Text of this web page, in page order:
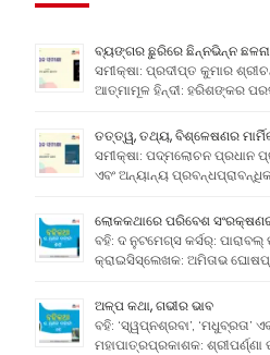
ବ୍ୟଙ୍ଗର ଛୁରିରେ ଛିନ୍ନଭିନ୍ନ
ସମୀକ୍ଷା: ପ୍ରଦୀପ୍ତ କୁମାର
ଆତ୍ମାମୂଳ ହିନ୍ଦୀ: ହରିଶଙ୍କର
ତତ୍ତ୍ୱ, ତଥ୍ୟ, ବିଶ୍ଳେଷଣର
ସମୀକ୍ଷା: ପଦ୍ମଲୋଚନ ପ୍ରଧାନ
ଏବଂ ଅନ୍ୟାନ୍ୟ
ଲୋକକଥାରେ ପରିବେଶ ସଂରକ୍ଷଣର
ବହି: ଦ ନୁଟମେଗ୍ସ କର୍ସର୍:
କ୍ରାଇସିସ୍ଲେଖକ: ଅମିତାଭ
ଅଳ୍ପ କଥା, ଗଭୀର ଭାବ
ବହି: ‘ସ୍ୱପ୍ନଶ୍ରବା’, ‘ମଧୁବ୍ରତା’
ମହାପାତ୍ରପ୍ରକାଶକ: